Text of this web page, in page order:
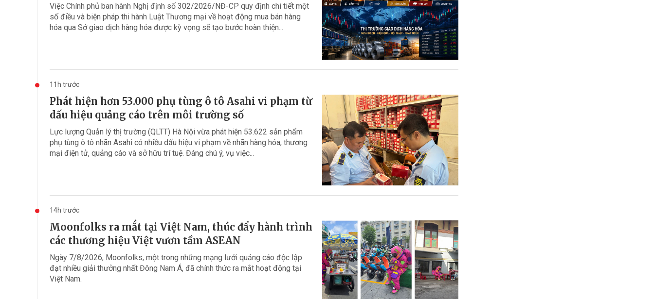
Việc Chính phủ ban hành Nghị định số 302/2026/NĐ-CP quy định chi tiết một
số điều và biện pháp thi hành Luật Thương mại về hoạt động mua bán hàng
hóa qua Sở giao dịch hàng hóa được kỳ vọng sẽ tạo bước hoàn thiện...
11h trước
Phát hiện hơn 53.000 phụ tùng ô tô Asahi vi phạm từ
dấu hiệu quảng cáo trên môi trường số
Lực lượng Quản lý thị trường (QLTT) Hà Nội vừa phát hiện 53.622 sản phẩm
phụ tùng ô tô nhãn Asahi có nhiều dấu hiệu vi phạm về nhãn hàng hóa, thương
mại điện tử, quảng cáo và sở hữu trí tuệ. Đáng chú ý, vụ việc...
14h trước
Moonfolks ra mắt tại Việt Nam, thúc đẩy hành trình
các thương hiệu Việt vươn tầm ASEAN
Ngày 7/8/2026, Moonfolks, một trong những mạng lưới quảng cáo độc lập
đạt nhiều giải thưởng nhất Đông Nam Á, đã chính thức ra mắt hoạt động tại
Việt Nam.